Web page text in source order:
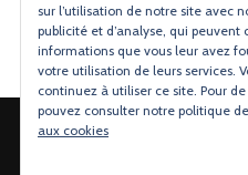
2026 Copyright
sur l’utilisation de notre site avec
publicité et d’analyse, qui peuvent
informations que vous leur avez
votre utilisation de leurs services.
continuez à utiliser ce site. Pour
pouvez consulter notre politique
aux cookies